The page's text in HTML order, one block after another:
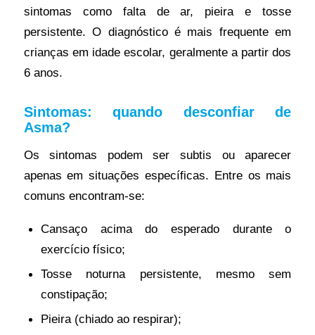
sintomas como falta de ar, pieira e tosse
persistente. O diagnóstico é mais frequente em
crianças em idade escolar, geralmente a partir dos
6 anos.
Sintomas: quando desconfiar de
Asma?
Os sintomas podem ser subtis ou aparecer
apenas em situações específicas. Entre os mais
comuns encontram-se:
Cansaço acima do esperado durante o
exercício físico;
Tosse noturna persistente, mesmo sem
constipação;
Pieira (chiado ao respirar);